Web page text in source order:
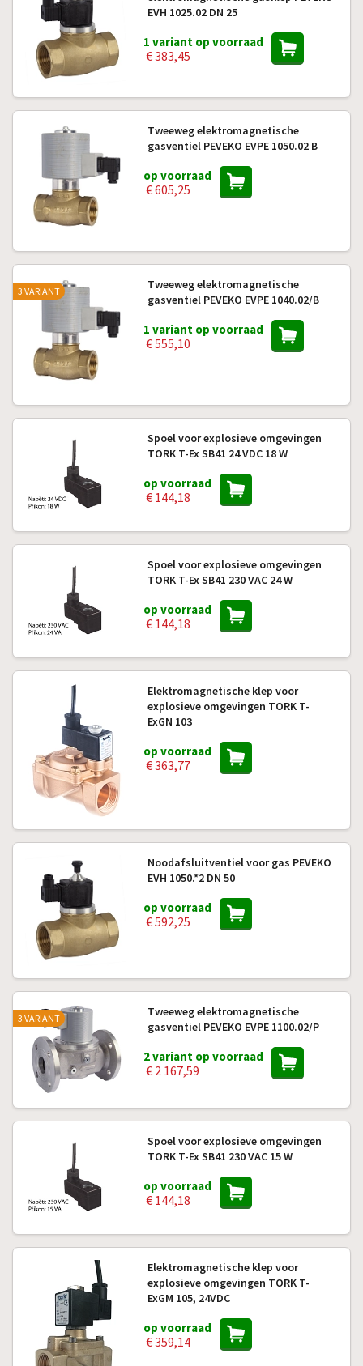
EVH 1025.02 DN 25
1 variant op voorraad
€ 383,45
Tweeweg elektromagnetische
gasventiel PEVEKO EVPE 1050.02 B
op voorraad
€ 605,25
Tweeweg elektromagnetische
gasventiel PEVEKO EVPE 1040.02/B
1 variant op voorraad
€ 555,10
3 VARIANT
Spoel voor explosieve omgevingen
TORK T-Ex SB41 24 VDC 18 W
op voorraad
€ 144,18
Spoel voor explosieve omgevingen
TORK T-Ex SB41 230 VAC 24 W
op voorraad
€ 144,18
Elektromagnetische klep voor
explosieve omgevingen TORK T-
ExGN 103
op voorraad
€ 363,77
Noodafsluitventiel voor gas PEVEKO
EVH 1050.*2 DN 50
op voorraad
€ 592,25
Tweeweg elektromagnetische
gasventiel PEVEKO EVPE 1100.02/P
2 variant op voorraad
€ 2 167,59
3 VARIANT
Spoel voor explosieve omgevingen
TORK T-Ex SB41 230 VAC 15 W
op voorraad
€ 144,18
Elektromagnetische klep voor
explosieve omgevingen TORK T-
ExGM 105, 24VDC
op voorraad
€ 359,14